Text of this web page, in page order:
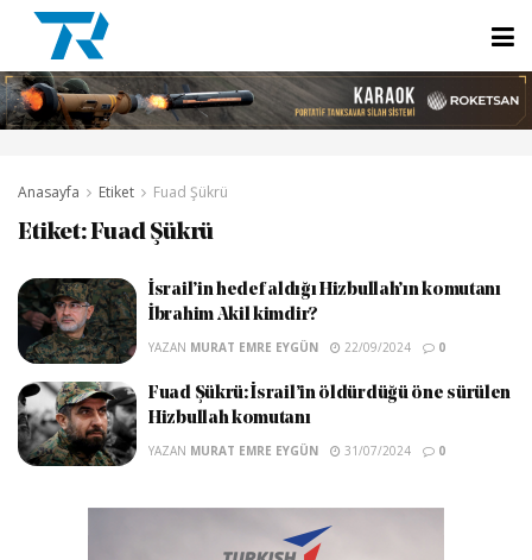
Anasayfa Etiket Fuad Şükrü
Etiket:Fuad Şükrü
İsrail’in hedef aldığı Hizbullah’ın komutanı
İbrahim Akil kimdir?
YAZAN MURAT EMRE EYGÜN 22/09/2024 0
Fuad Şükrü: İsrail’in öldürdüğü öne sürülen
Hizbullah komutanı
YAZAN MURAT EMRE EYGÜN 31/07/2024 0